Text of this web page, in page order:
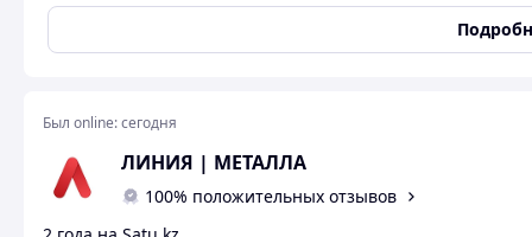
Классификация по длине
Марка стали
AISI 304 EN 10217-7
Вид трубы
Тип трубы
Оцинкованная труба
Был online:сегодня
ЛИНИЯ | МЕТАЛЛА
100% положительных отзывов